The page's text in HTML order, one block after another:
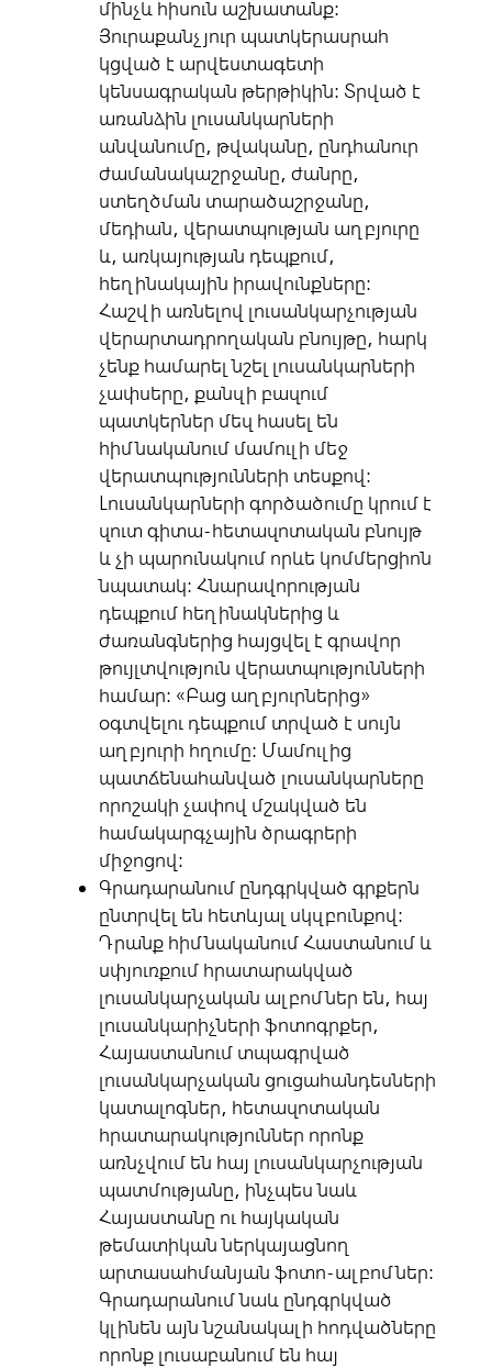
մինչև հիսուն աշխատանք:
Յուրաքանչյուր պատկերասրահ
կցված է արվեստագետի
կենսագրական թերթիկին: Տրված է
առանձին լուսանկարների
անվանումը, թվականը, ընդհանուր
ժամանակաշրջանը, ժանրը,
ստեղծման տարածաշրջանը,
մեդիան, վերատպության աղբյուրը
և, առկայության դեպքում,
հեղինակային իրավունքները:
Հաշվի առնելով լուսանկարչության
վերարտադրողական բնույթը, հարկ
չենք համարել նշել լուսանկարների
չափսերը, քանզի բազում
պատկերներ մեզ հասել են
հիմնականում մամուլի մեջ
վերատպությունների տեսքով:
Լուսանկարների գործածումը կրում է
զուտ գիտա-հետազոտական բնույթ
և չի պարունակում որևե կոմմերցիոն
նպատակ: Հնարավորության
դեպքում հեղինակներից և
ժառանգներից հայցվել է գրավոր
թույլտվություն վերատպությունների
համար: «Բաց աղբյուրներից»
օգտվելու դեպքում տրված է սույն
աղբյուրի հղումը: Մամուլից
պատճենահանված լուսանկարները
որոշակի չափով մշակված են
համակարգչային ծրագրերի
միջոցով:
Գրադարանում ընդգրկված գրքերն
ընտրվել են հետևյալ սկզբունքով:
Դրանք հիմնականում Հաստանում և
սփյուռքում հրատարակված
լուսանկարչական ալբոմներ են, հայ
լուսանկարիչների ֆոտոգրքեր,
Հայաստանում տպագրված
լուսանկարչական ցուցահանդեսների
կատալոգներ, հետազոտական
հրատարակություններ որոնք
առնչվում են հայ լուսանկարչության
պատմությանը, ինչպես նաև
Հայաստանը ու հայկական
թեմատիկան ներկայացնող
արտասահմանյան ֆոտո-ալբոմներ:
Գրադարանում նաև ընդգրկված
կլինեն այն նշանակալի հոդվածները
որոնք լուսաբանում են հայ